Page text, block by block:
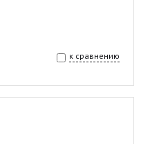
к сравнению